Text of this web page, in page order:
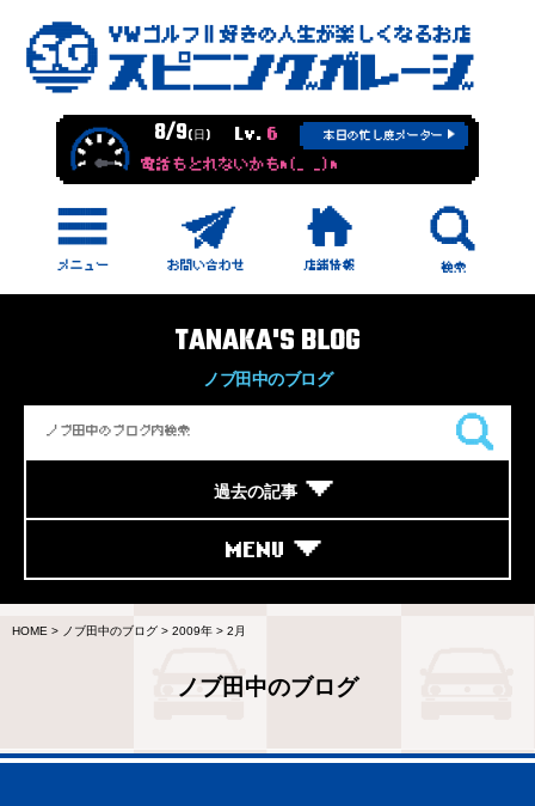
8/9(日) Lv. 6 本日の忙し度メーター
電話もとれないかもm(_ _)m
TANAKA'S BLOG
ノブ田中のブログ
過去の記事
MENU
HOME > ノブ田中のブログ > 2009年 > 2月
ノブ田中のブログ